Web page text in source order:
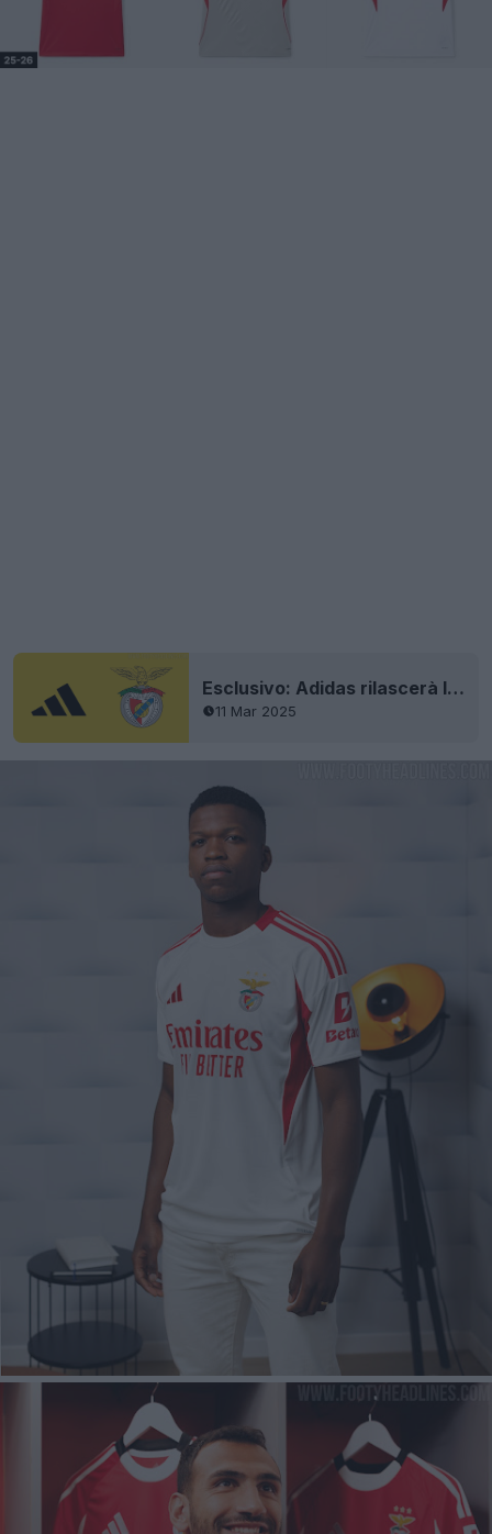
Esclusivo: Adidas rilascerà la quarta maglia del Benfica 25-26
11 Mar 2025